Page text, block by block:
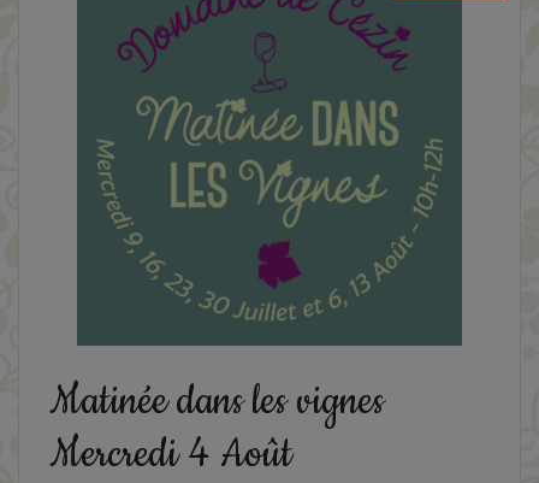
Matinée dans les vignes
Mercredi 4 Août
En savoir plus